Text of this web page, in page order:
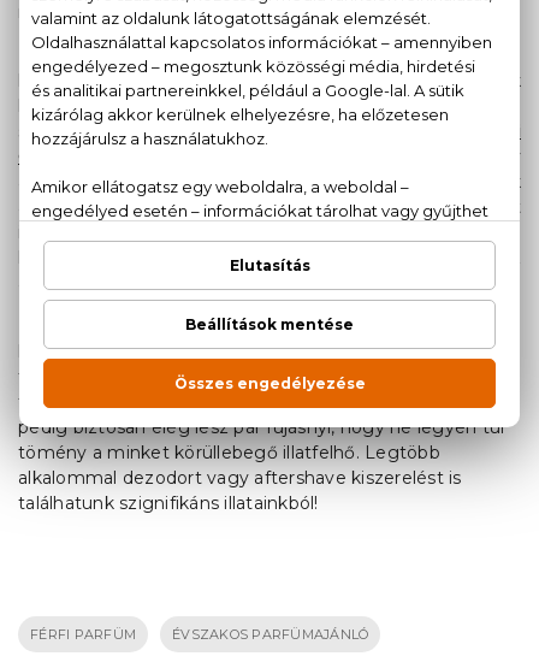
mint a pézsma.
Egy-egy férfi illat egyáltalán nem kizárólagos ebben a
kategóriában, könnyen lehet, hogy a felsorolt darabok
között megtalálod az állandó parfümöd is, amiért minden
szezonban nyúlhatsz! Például a
Gio Pour Homme
vagy
aVersace Man Eau Fraicheis mind olyan illatok, amelyek
a mediterrán tenger, a homok és a nyári szél hangulatát
következő évszakokhoz is, előtérbe helyezve az
akutálisan dominánsabb jegyeiket.
Mindenképp érdemes nyáron a kedvenc parfümjeink
kozmetikumait is beszerezni - évszaktól
függetlenelmondható, hogy ugyanolyan illatú testápolóra
felfújva a parfümöt az illat sokkal tartósabb lesz, nyáron
pedig biztosan elég lesz pár fújásnyi, hogy ne legyen túl
tömény a minket körüllebegő illatfelhő. Legtöbb
alkalommal dezodort vagy aftershave kiszerelést is
találhatunk szignifikáns illatainkból!
FÉRFI PARFÜM ÉVSZAKOS PARFÜMAJÁNLÓ